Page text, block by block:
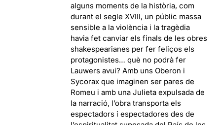
alguns moments de la història, com
durant el segle XVIII, un públic massa
sensible a la violència i la tragèdia
havia fet canviar els finals de les obres
shakespearianes per fer feliços els
protagonistes… què no podrà fer
Lauwers avui? Amb uns Oberon i
Sycorax que imaginen ser pares de
Romeu i amb una Julieta expulsada de
la narració, l’obra transporta els
espectadors i espectadores des de